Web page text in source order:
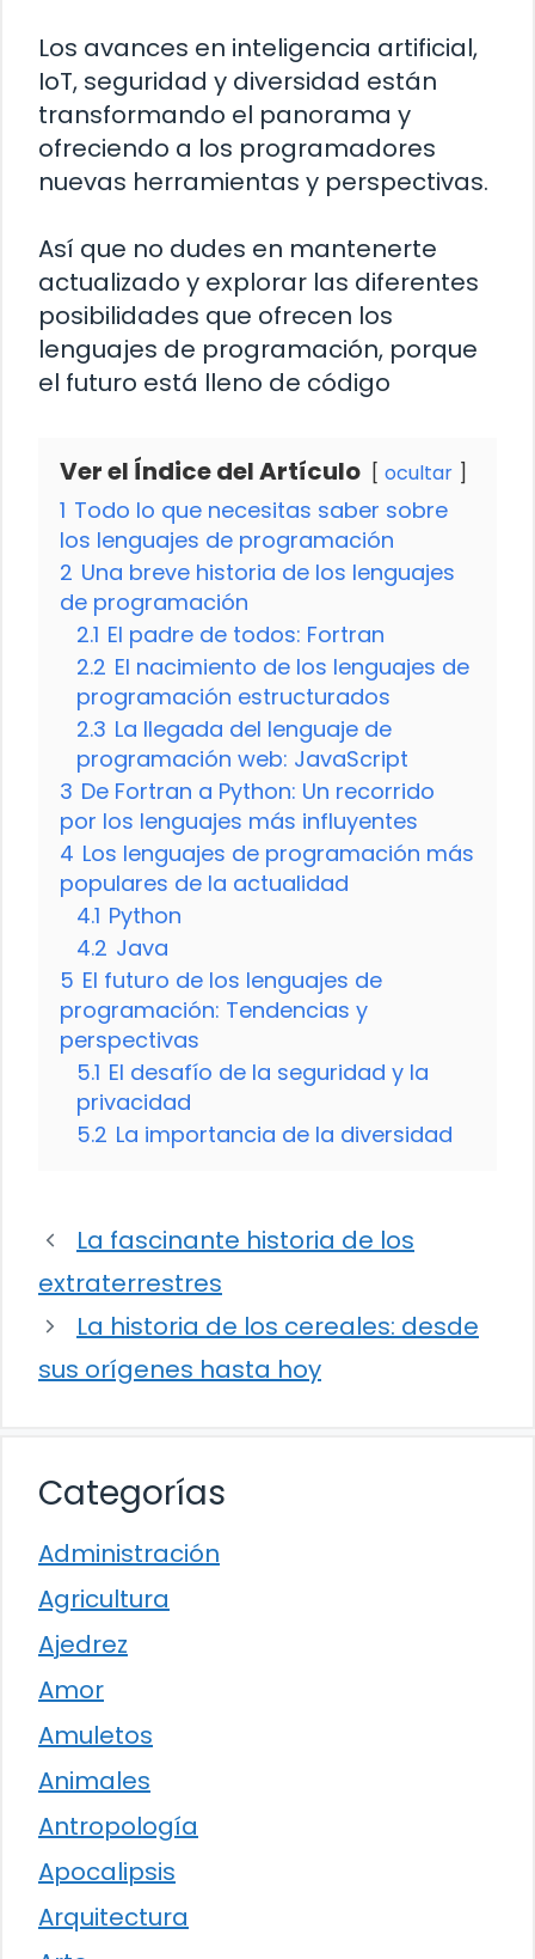
Los avances en inteligencia artificial,
IoT, seguridad y diversidad están
transformando el panorama y
ofreciendo a los programadores
nuevas herramientas y perspectivas.
Así que no dudes en mantenerte
actualizado y explorar las diferentes
posibilidades que ofrecen los
lenguajes de programación, porque
el futuro está lleno de código
Ver el Índice del Artículo ocultar
1 Todo lo que necesitas saber sobre
los lenguajes de programación
2 Una breve historia de los lenguajes
de programación
2.1 El padre de todos: Fortran
2.2 El nacimiento de los lenguajes de
programación estructurados
2.3 La llegada del lenguaje de
programación web: JavaScript
3 De Fortran a Python: Un recorrido
por los lenguajes más influyentes
4 Los lenguajes de programación más
populares de la actualidad
4.1 Python
4.2 Java
5 El futuro de los lenguajes de
programación: Tendencias y
perspectivas
5.1 El desafío de la seguridad y la
privacidad
5.2 La importancia de la diversidad
La fascinante historia de los
extraterrestres
La historia de los cereales: desde
sus orígenes hasta hoy
Categorías
Administración
Agricultura
Ajedrez
Amor
Amuletos
Animales
Antropología
Apocalipsis
Arquitectura